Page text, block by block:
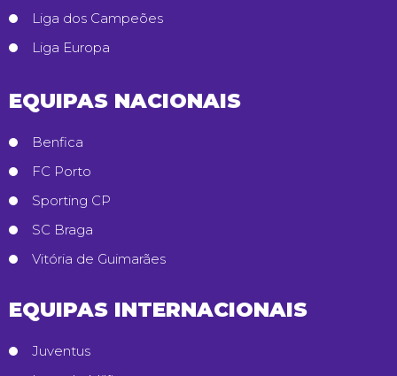
Liga dos Campeões
Liga Europa
EQUIPAS NACIONAIS
Benfica
FC Porto
Sporting CP
SC Braga
Vitória de Guimarães
EQUIPAS INTERNACIONAIS
Juventus